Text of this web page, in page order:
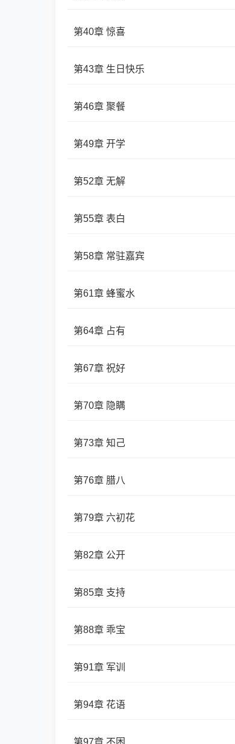
第40章 惊喜
第43章 生日快乐
第46章 聚餐
第49章 开学
第52章 无解
第55章 表白
第58章 常驻嘉宾
第61章 蜂蜜水
第64章 占有
第67章 祝好
第70章 隐瞒
第73章 知己
第76章 腊八
第79章 六初花
第82章 公开
第85章 支持
第88章 乖宝
第91章 军训
第94章 花语
第97章 不困